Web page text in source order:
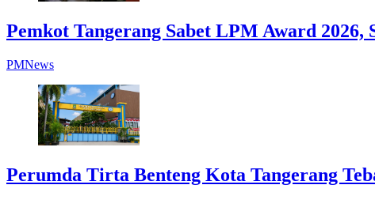
Pemkot Tangerang Sabet LPM Award 2026,
PMNews
Perumda Tirta Benteng Kota Tangerang